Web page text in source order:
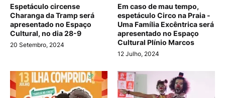
Espetáculo circense
Charanga da Tramp será
apresentado no Espaço
Cultural, no dia 28-9
20 Setembro, 2024
Em caso de mau tempo,
espetáculo Circo na Praia -
Uma Família Excêntrica será
apresentado no Espaço
Cultural Plínio Marcos
12 Julho, 2024